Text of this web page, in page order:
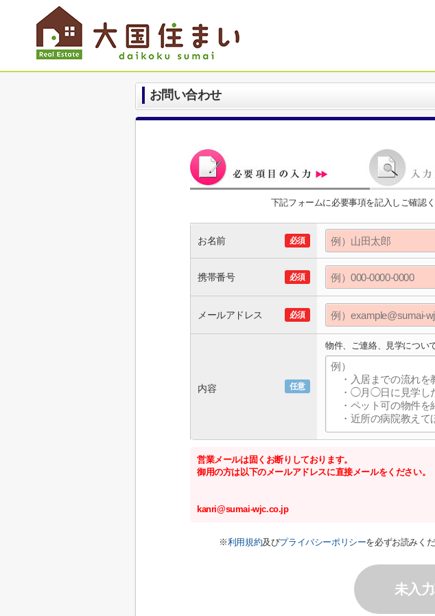
お問い合わせ
下記フォームに必要事項を記入しご確認
お名前 必須
携帯番号 必須
メールアドレス 必須
内容 任意
物件、ご連絡、見学につい
営業メールは固くお断りしております。
御用の方は以下のメールアドレスに直接メールをください。
kanri@sumai-wjc.co.jp
※利用規約及びプライバシーポリシーを必ずお読みく
未入